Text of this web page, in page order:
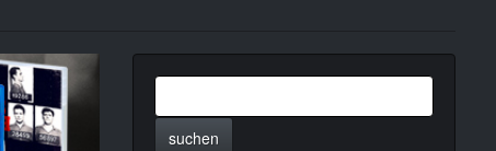
suchen